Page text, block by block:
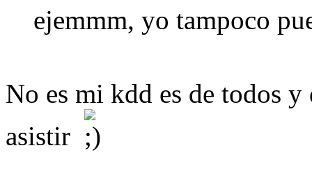
ejemmm, yo tampoco
No es mi kdd es de todos
asistir